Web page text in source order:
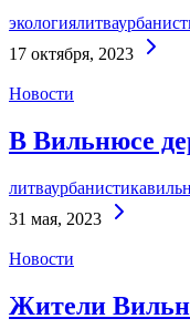
экологиялитва
17 октября, 2023
Новости
В Вильнюсе
литваурбанистика
31 мая, 2023
Новости
Жители